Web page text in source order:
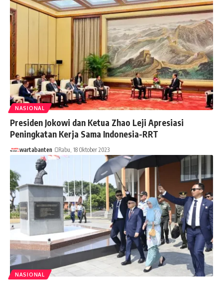
NASIONAL
Presiden Jokowi dan Ketua Zhao Leji Apresiasi
Peningkatan Kerja Sama Indonesia-RRT
wartabanten Rabu, 18 Oktober 2023
NASIONAL